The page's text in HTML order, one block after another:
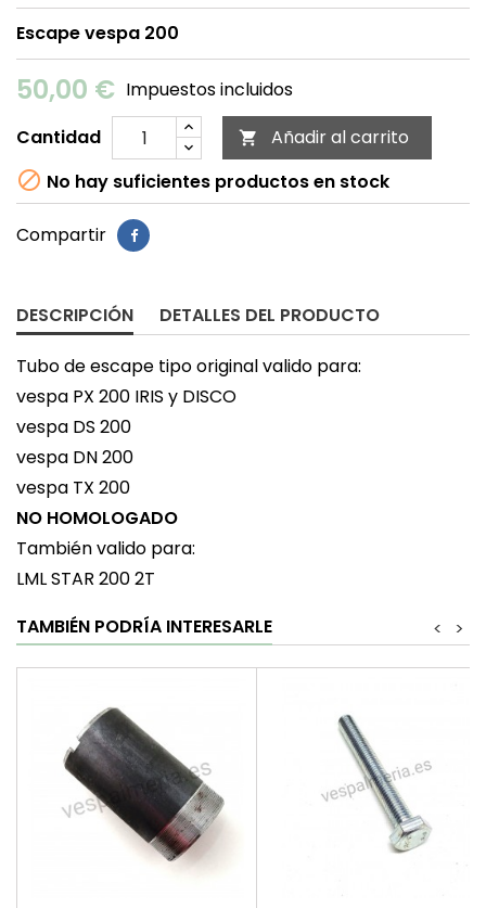
Escape vespa 200
50,00 € Impuestos incluidos
Cantidad
 Añadir al carrito
 No hay suficientes productos en stock
Compartir
DESCRIPCIÓN DETALLES DEL PRODUCTO
Tubo de escape tipo original valido para:
vespa PX 200 IRIS y DISCO
vespa DS 200
vespa DN 200
vespa TX 200
NO HOMOLOGADO
También valido para:
LML STAR 200 2T
TAMBIÉN PODRÍA INTERESARLE
>
<